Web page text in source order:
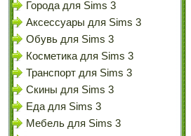
Города для Sims 3
Аксессуары для Sims 3
Обувь для Sims 3
Косметика для Sims 3
Транспорт для Sims 3
Скины для Sims 3
Еда для Sims 3
Мебель для Sims 3